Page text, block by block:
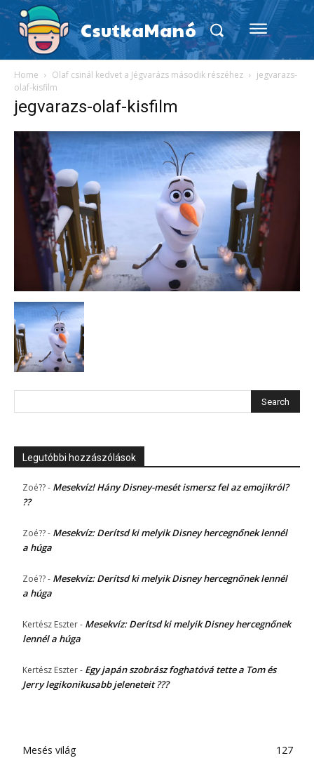
CsutkaManó
Home Olaf csinál kedvet a Jégvarázs második részéhez
jegvarazs-
olaf-kisfilm
jegvarazs-olaf-kisfilm
Legutóbbi hozzászólások
Zoé??- Mesekvíz! Hány Disney-mesét ismersz fel az emojikról?
??
Zoé??- Mesekvíz: Derítsd ki melyik Disney hercegnőnek lennél
a húga
Zoé??- Mesekvíz: Derítsd ki melyik Disney hercegnőnek lennél
a húga
Kertész Eszter- Mesekvíz: Derítsd ki melyik Disney hercegnőnek
lennél a húga
Kertész Eszter- Egy japán szobrász foghatóvá tette a Tom és
Jerry legikonikusabb jeleneteit ???
Mesés világ
127